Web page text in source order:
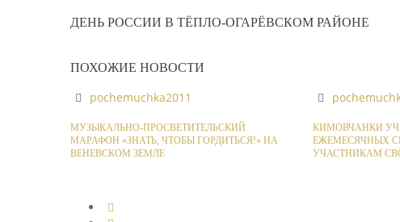
ДЕНЬ РОССИИ В ТЁПЛО-ОГАРЁВСКОМ РАЙОНЕ
ПОХОЖИЕ НОВОСТИ
pochemuchka2011
МУЗЫКАЛЬНО-ПРОСВЕТИТЕЛЬСКИЙ
МАРАФОН «ЗНАТЬ, ЧТОБЫ ГОРДИТЬСЯ!» НА
ВЕНЕВСКОМ ЗЕМЛЕ
КИМОВЧАНКИ
ЕЖЕМЕСЯЧНЫХ
УЧАСТНИКАМ